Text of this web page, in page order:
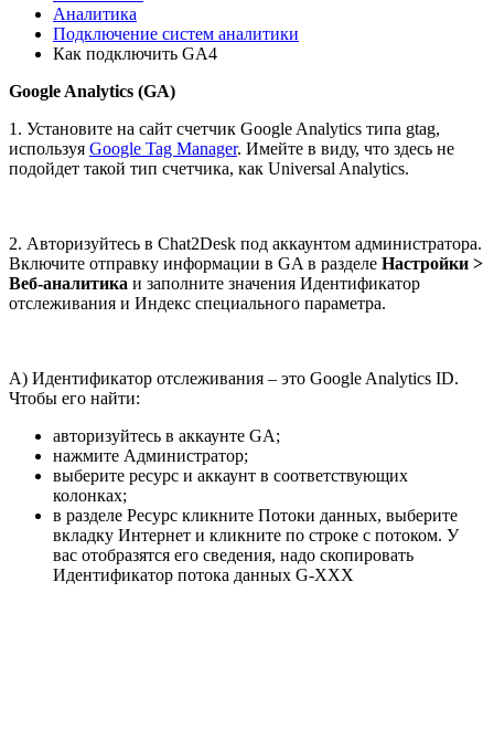
Аналитика
Подключение систем аналитики
Как подключить GA4
Google Analytics (GA)
1. Установите на сайт счетчик Google Analytics типа gtag,
используя Google Tag Manager. Имейте в виду, что здесь не
подойдет такой тип счетчика, как Universal Analytics.
2. Авторизуйтесь в Chat2Desk под аккаунтом администратора.
Включите отправку информации в GA в разделе Настройки >
Веб-аналитика и заполните значения Идентификатор
отслеживания и Индекс специального параметра.
А) Идентификатор отслеживания – это Google Analytics ID.
Чтобы его найти:
авторизуйтесь в аккаунте GA;
нажмите Администратор;
выберите ресурс и аккаунт в соответствующих
колонках;
в разделе Ресурс кликните Потоки данных, выберите
вкладку Интернет и кликните по строке с потоком. У
вас отобразятся его сведения, надо скопировать
Идентификатор потока данных G-XXX